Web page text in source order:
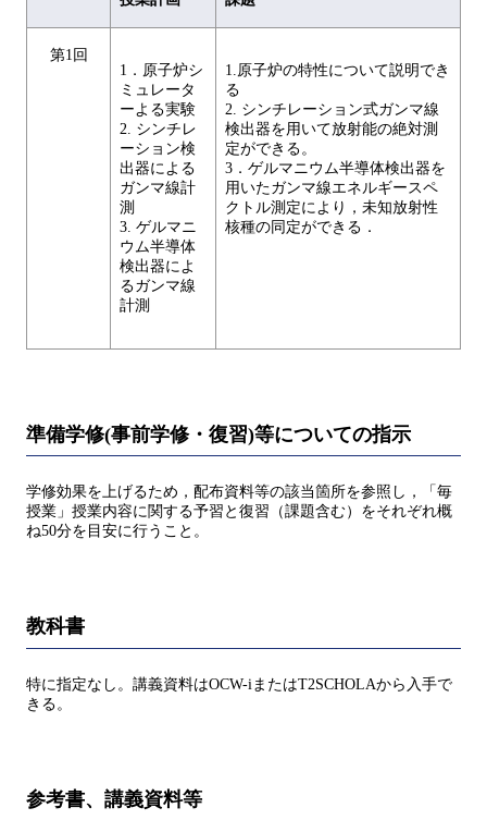
第1回
1．原子炉シ
ミュレータ
ーよる実験
2. シンチレ
ーション検
出器による
ガンマ線計
測
3. ゲルマニ
ウム半導体
検出器によ
るガンマ線
計測
1.原子炉の特性について説明でき
る
2. シンチレーション式ガンマ線
検出器を用いて放射能の絶対測
定ができる。
3．ゲルマニウム半導体検出器を
用いたガンマ線エネルギースペ
クトル測定により，未知放射性
核種の同定ができる．
準備学修(事前学修・復習)等についての指示
学修効果を上げるため，配布資料等の該当箇所を参照し，「毎
授業」授業内容に関する予習と復習（課題含む）をそれぞれ概
ね50分を目安に行うこと。
教科書
特に指定なし。講義資料はOCW-iまたはT2SCHOLAから入手で
きる。
参考書、講義資料等